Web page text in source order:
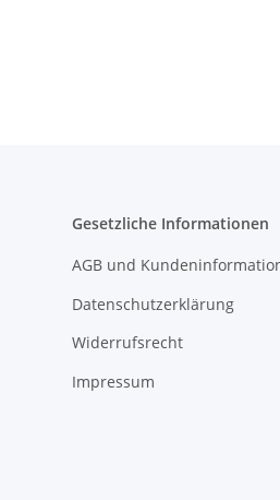
Gesetzliche Informationen
AGB und
Datenschutzerklärung
Widerrufsrecht
Impressum